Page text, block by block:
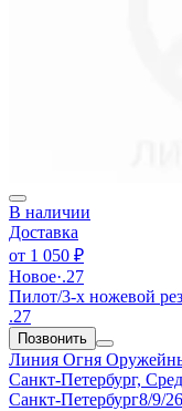
В наличии
Доставка
от 1 050 ₽
Новое·.27
Пилот/3-х ножевой
.27
Позвонить
Линия Огня
Санкт-Петербург,
Санкт-Петербург8/9/26